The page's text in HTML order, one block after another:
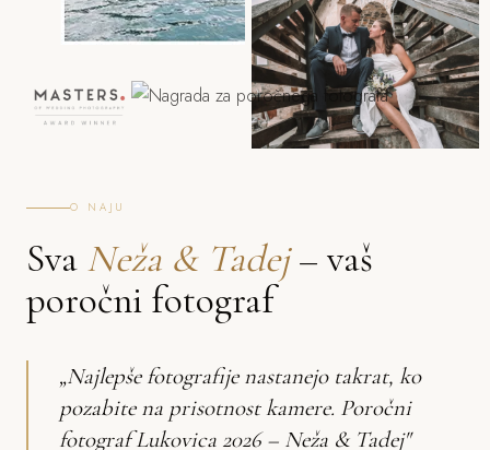
O NAJU
Sva Neža & Tadej– vaš
poročni fotograf
„Najlepše fotografije nastanejo takrat, ko
pozabite na prisotnost kamere. Poročni
fotograf Lukovica 2026 – Neža & Tadej"